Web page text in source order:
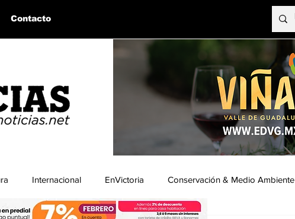
Contacto
Internacional EnVictoria Conservación & Medio Ambiente